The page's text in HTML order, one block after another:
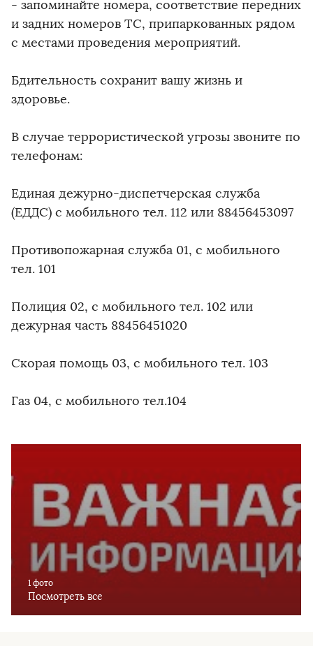
- запоминайте номера, соответствие передних
и задних номеров ТС, припаркованных рядом
с местами проведения мероприятий.
Бдительность сохранит вашу жизнь и
здоровье.
В случае террористической угрозы звоните по
телефонам:
Единая дежурно-диспетчерская служба
(ЕДДС) с мобильного тел. 112 или 88456453097
Противопожарная служба 01, с мобильного
тел. 101
Полиция 02, с мобильного тел. 102 или
дежурная часть 88456451020
Скорая помощь 03, с мобильного тел. 103
Газ 04, с мобильного тел.104
1 фото
Посмотреть все